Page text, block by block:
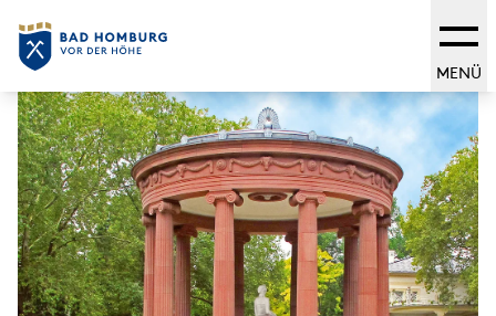
MENÜ